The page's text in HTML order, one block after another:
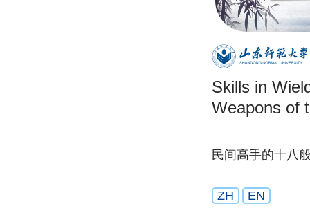
Skills in
Weapons of
民间高手的十八
ZH EN